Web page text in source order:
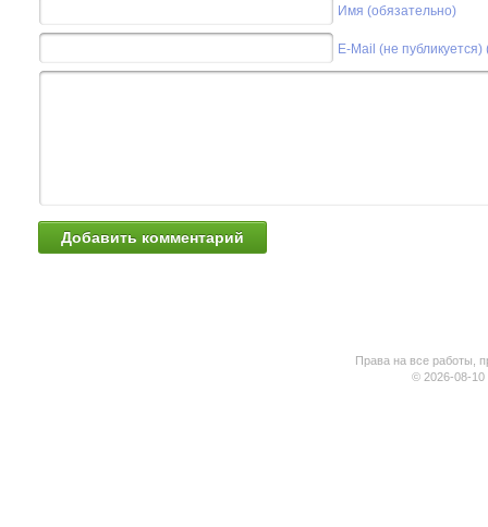
Имя (обязательно)
E-Mail (не
Права на все работы,
© 2026-08-10